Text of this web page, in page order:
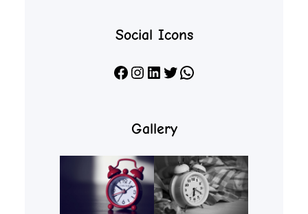
Social Icons
Facebook Instagram LinkedIn X WhatsApp
Gallery